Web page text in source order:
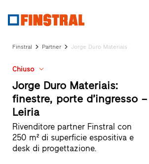
Pareti
costruzione
per
il
progettista
Programma
per
Partner
Finstral
Ricerca
Finstral Partner Jorge Duro Materiais
Chiuso
Jorge Duro Materiais:
finestre, porte d’ingresso –
Leiria
Rivenditore partner Finstral con
250 m² di superficie espositiva e
desk di progettazione.